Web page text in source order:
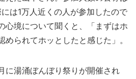
は1万人近くの人が参加したので
心境について聞くと、「まずはホ
められてホッとしたと感じた」。
に湯涌ぼんぼり祭りが開催され